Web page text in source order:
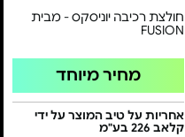
חולצת רכיבה יוניסקס - מבית
FUSION
מחיר מיוחד
אחריות על טיב המוצר על ידי
קלאב 226 בע"מ